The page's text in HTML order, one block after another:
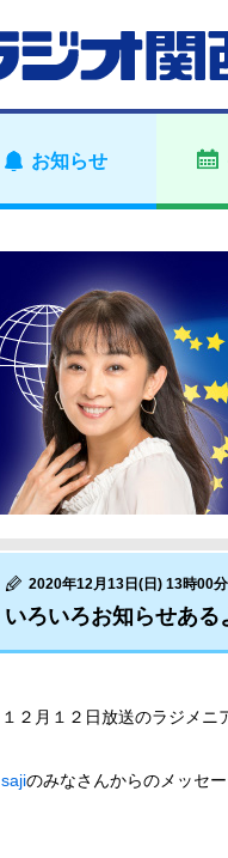
お知らせ
2020年12月13日(日) 13時00分
いろいろお知らせあ
１２月１２日放送のラジメニ
sajiのみなさんからのメッセ